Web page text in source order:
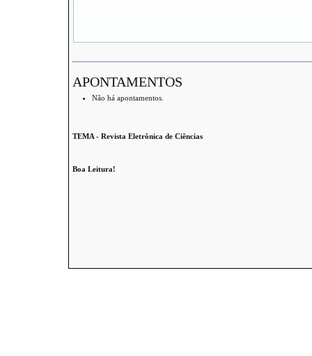
APONTAMENTOS
Não há apontamentos.
TEMA - Revista Eletrônica de Ciências
Boa Leitura!